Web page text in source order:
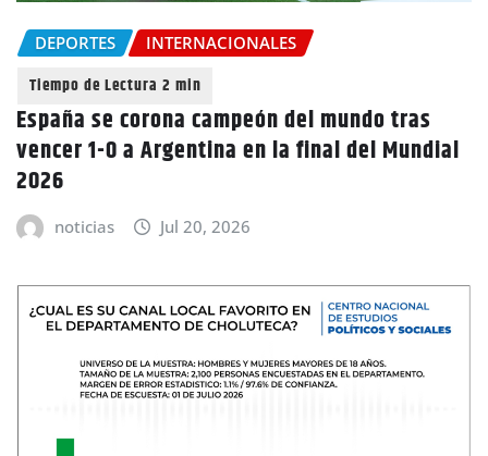
DEPORTES INTERNACIONALES
España se corona campeón del mundo tras
vencer 1-0 a Argentina en la final del Mundial
2026
noticias Jul 20, 2026